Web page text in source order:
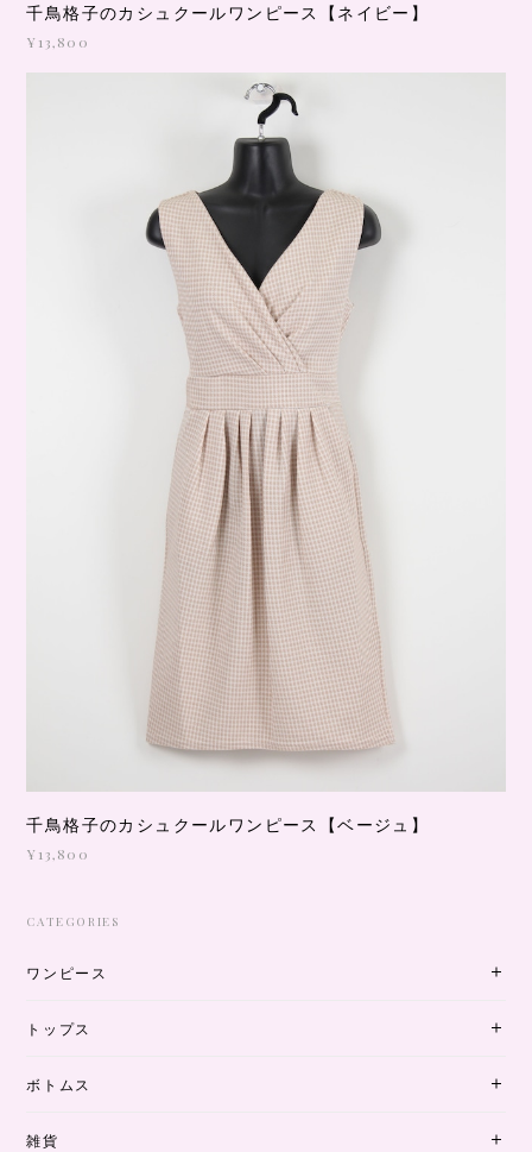
千鳥格子のカシュクールワンピース【ネイビー】
¥13,800
千鳥格子のカシュクールワンピース【ベージュ】
¥13,800
CATEGORIES
ワンピース
トップス
ボトムス
雑貨